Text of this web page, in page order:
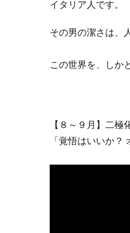
イタリア人です。
その男の潔さは、
この世界を、しか
【８～９月】二極
「覚悟はいいか？